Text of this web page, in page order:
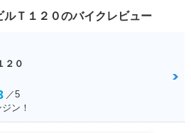
・カラーチェン
T120 BLACK・カラ
ーチェンジ
ルＴ１２０のバイクレビュー
２０
／5
ン！